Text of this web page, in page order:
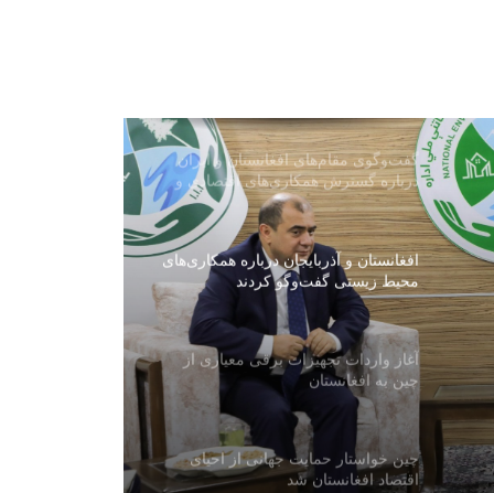
گفت‌وگوی مقام‌های افغانستان و ایران
درباره گسترش همکاری‌های اقتصادی و
تجارتی
افغانستان و آذربایجان درباره همکاری‌های
محیط زیستی گفت‌وگو کردند
آغاز واردات تجهیزات برقی معیاری از
چین به افغانستان
چین خواستار حمایت جهانی از احیای
اقتصاد افغانستان شد